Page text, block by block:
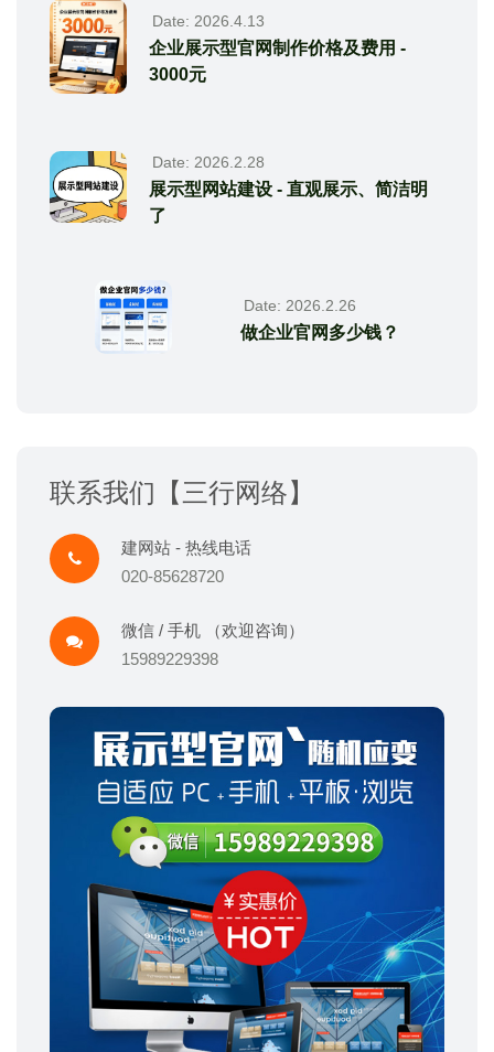
Date: 2026.4.13
企业展示型官网制作价格及费用 -
3000元
Date: 2026.2.28
展示型网站建设 - 直观展示、简洁明
了
Date: 2026.2.26
做企业官网多少钱？
联系我们【三行网络】
建网站 - 热线电话
020-85628720
微信 / 手机 （欢迎咨询）
15989229398